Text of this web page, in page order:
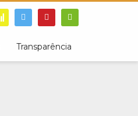
Transparência